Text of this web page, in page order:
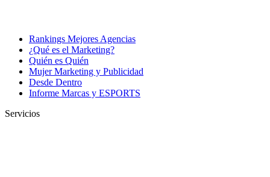
Rankings Mejores Agencias
¿Qué es el Marketing?
Quién es Quién
Mujer Marketing y Publicidad
Desde Dentro
Informe Marcas y ESPORTS
Servicios